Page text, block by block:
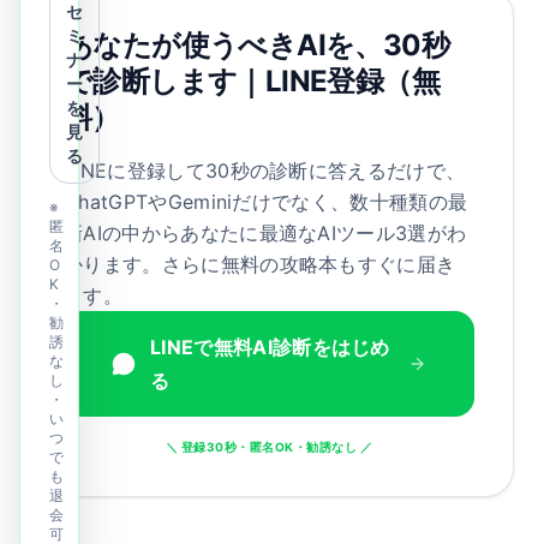
あなたが使うべきAIを、30秒
で診断します｜LINE登録（無
料）
LINEに登録して30秒の診断に答えるだけで、
ChatGPTやGeminiだけでなく、数十種類の最
新AIの中からあなたに最適なAIツール3選がわ
かります。さらに無料の攻略本もすぐに届き
ます。
LINEで無料AI診断をはじめ
る
＼ 登録30秒・匿名OK・勧誘なし ／
セ
ミ
ナ
ー
を
見
る
※
匿
名
O
K
・
勧
誘
な
し
・
い
つ
で
も
退
会
可